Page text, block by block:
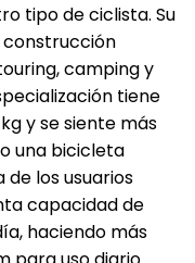
tipo de ciclista. Su
construcción
camping y
tiene
y se siente más
una bicicleta
los usuarios
capacidad de
haciendo más